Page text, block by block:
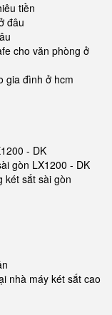
tiền
đâu
cho văn phòng ở
gia đình ở hcm
- DK
gòn LX1200 - DK
két sắt sài gòn
nhà máy két sắt cao